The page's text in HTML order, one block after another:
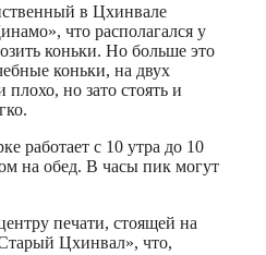
в Цхинвале
что располагался у
коньки. Но больше это
коньки, на двух
но зато стоять и
работает с 10 утра до 10
на обед. В часы пик могут
печати, стоящей на
Цхинвал», что,